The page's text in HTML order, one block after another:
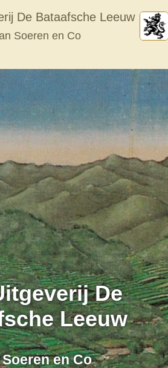
De Bataafsche Leeuw
Soeren en Co
De
Leeuw
en Co